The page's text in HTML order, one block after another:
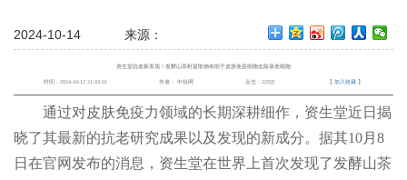
2024-10-14 来源：
资生堂抗老新发现！发酵山茶籽提取物有助于皮肤免疫细胞去除衰老细胞
时间：2024-10-12 21:03:01 作者： 中妆网 点击：229次 【加入收藏 】
通过对皮肤免疫力领域的长期深耕细作，资生堂近日揭
晓了其最新的抗老研究成果以及发现的新成分。据其10月8
日在官网发布的消息，资生堂在世界上首次发现了发酵山茶